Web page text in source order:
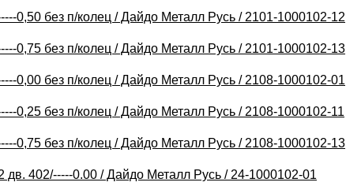
0,50 без п/колец / Дайдо Металл Русь / 2101-1000102-12
0,75 без п/колец / Дайдо Металл Русь / 2101-1000102-13
0,00 без п/колец / Дайдо Металл Русь / 2108-1000102-01
0,25 без п/колец / Дайдо Металл Русь / 2108-1000102-11
0,75 без п/колец / Дайдо Металл Русь / 2108-1000102-13
402/-----0.00 / Дайдо Металл Русь / 24-1000102-01